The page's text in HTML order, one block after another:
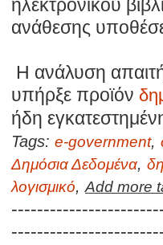
ηλεκτρονικού
ανάθεσης
Η ανάλυση
υπήρξε προϊόν
ήδη
Tags: e-government,
Δημόσια Δεδομένα,
λογισμικό, Add more